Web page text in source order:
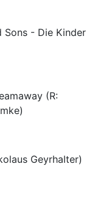
Sons - Die Kinder
(R:
Geyrhalter)